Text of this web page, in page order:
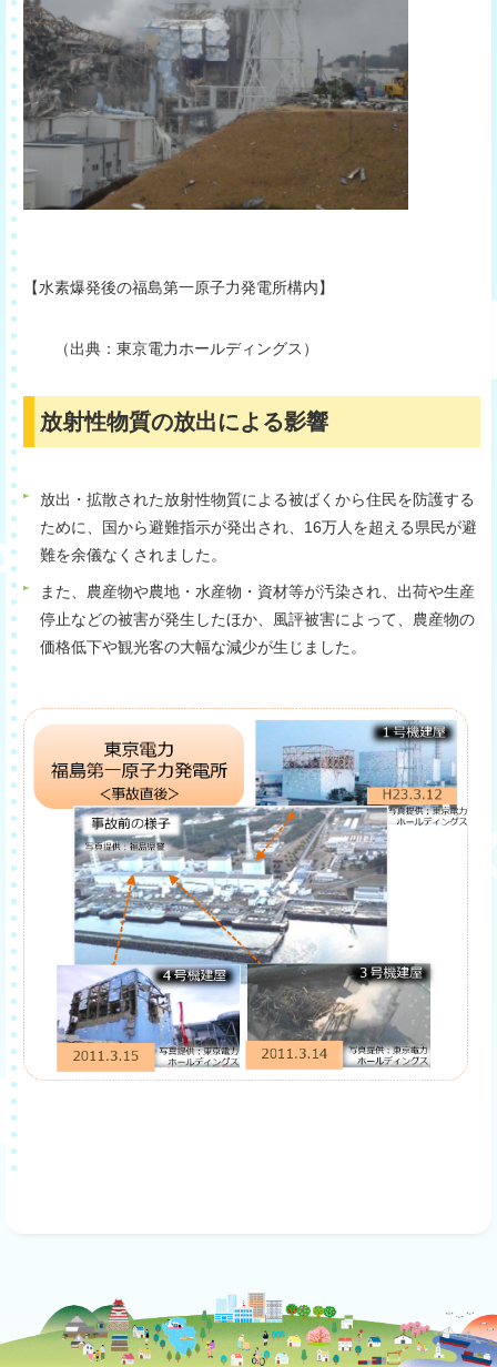
【水素爆発後の福島第一原子力発電所構内】
（出典：東京電力ホールディングス）
放射性物質の放出による影響
放出・拡散された放射性物質による被ばくから住民を防護する
ために、国から避難指示が発出され、16万人を超える県民が避
難を余儀なくされました。
また、農産物や農地・水産物・資材等が汚染され、出荷や生産
停止などの被害が発生したほか、風評被害によって、農産物の
価格低下や観光客の大幅な減少が生じました。